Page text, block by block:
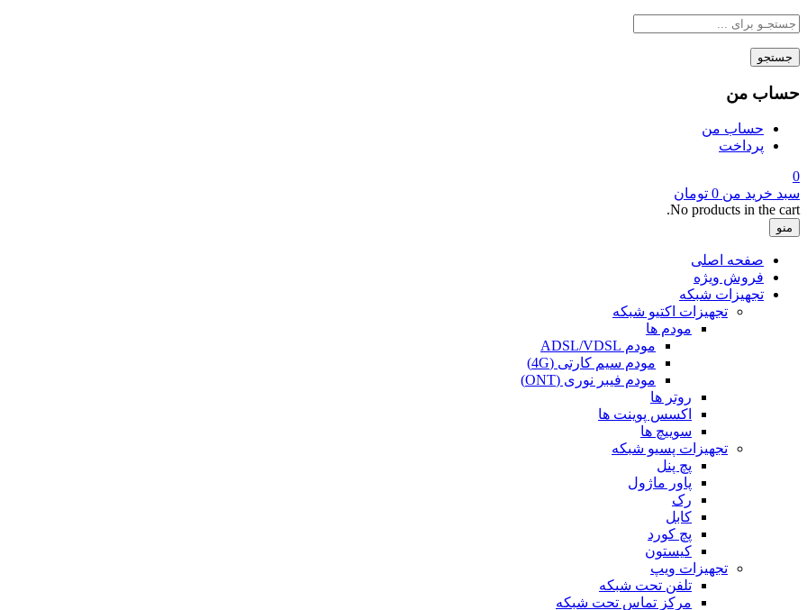
جستجو
حساب من
حساب من
پرداخت
0
سبد خرید من 0 تومان
No products in the cart.
منو
صفحه اصلی
فروش ویژه
تجهیزات شبکه
تجهیزات اکتیو شبکه
مودم ها
مودم ADSL/VDSL
مودم سیم کارتی (4G)
مودم فیبر نوری (ONT)
روتر ها
اکسس پوینت ها
سوییچ ها
تجهیزات پسیو شبکه
پچ پنل
پاور ماژول
رک
کابل
پچ کورد
کیستون
تجهیزات ویپ
تلفن تحت شبکه
مرکز تماس تحت شبکه